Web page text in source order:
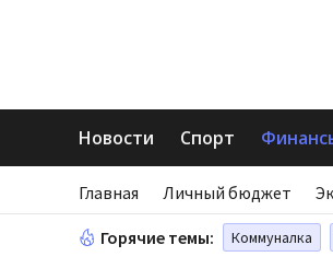
Новости Спорт
Главная Личный бюджет
Горячие темы: Коммуналка